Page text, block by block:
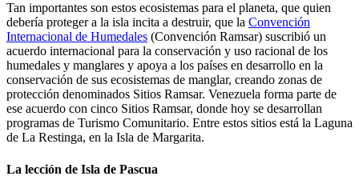
Tan importantes son estos ecosistemas para el planeta, que quien
debería proteger a la isla incita a destruir, que la Convención
Internacional de Humedales (Convención Ramsar) suscribió un
acuerdo internacional para la conservación y uso racional de los
humedales y manglares y apoya a los países en desarrollo en la
conservación de sus ecosistemas de manglar, creando zonas de
protección denominados Sitios Ramsar. Venezuela forma parte de
ese acuerdo con cinco Sitios Ramsar, donde hoy se desarrollan
programas de Turismo Comunitario. Entre estos sitios está la Laguna
de La Restinga, en la Isla de Margarita.
La lección de Isla de Pascua